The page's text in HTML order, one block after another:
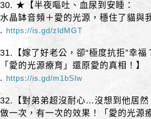
30. ★【半夜嘔吐、血尿到安睡：
水晶缽音頻＋愛的光源，穩住了貓與
. https://is.gd/zldMGT
31.【嫁了好老公，卻“極度抗拒”幸福
「愛的光源療育」還原愛的真相！】
. https://is.gd/m1bSlw
32.【對弟弟超沒耐心…沒想到他居然
做一次，有一次的效果！「愛的光源